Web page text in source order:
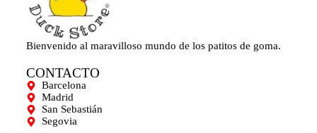
Bienvenido al maravilloso mundo de los patitos de goma.
CONTACTO
Barcelona
Madrid
San Sebastián
Segovia